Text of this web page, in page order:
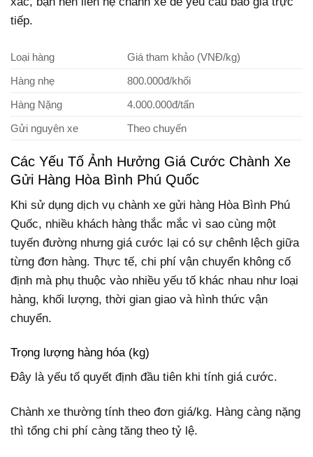
tiếp.
Loại hàng
Giá tham khảo (VNĐ/kg)
Hàng nhẹ
800.000đ/khối
Hàng Nặng
4.000.000đ/tấn
Gửi nguyên xe
Theo chuyến
Các Yếu Tố Ảnh Hưởng Giá Cước Chành Xe
Gửi Hàng Hòa Bình Phú Quốc
Khi sử dụng dịch vụ chành xe gửi hàng Hòa Bình Phú
Quốc, nhiều khách hàng thắc mắc vì sao cùng một
tuyến đường nhưng giá cước lại có sự chênh lệch giữa
từng đơn hàng. Thực tế, chi phí vận chuyển không cố
định mà phụ thuộc vào nhiều yếu tố khác nhau như loại
hàng, khối lượng, thời gian giao và hình thức vận
chuyển.
Trọng lượng hàng hóa (kg)
Đây là yếu tố quyết định đầu tiên khi tính giá cước.
Chành xe thường tính theo đơn giá/kg. Hàng càng nặng
thì tổng chi phí càng tăng theo tỷ lệ.